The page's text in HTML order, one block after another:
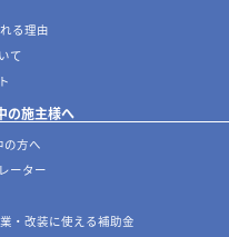
る理由
て
の施主様へ
の方へ
ーター
・改装に使える補助金